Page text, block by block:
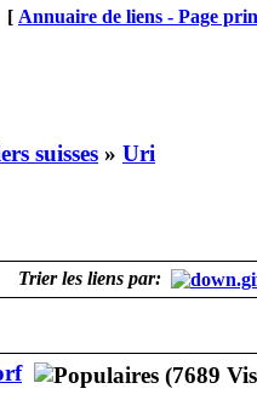
[ Annuaire de liens - Page
suisses » Uri
Trier les liens par: